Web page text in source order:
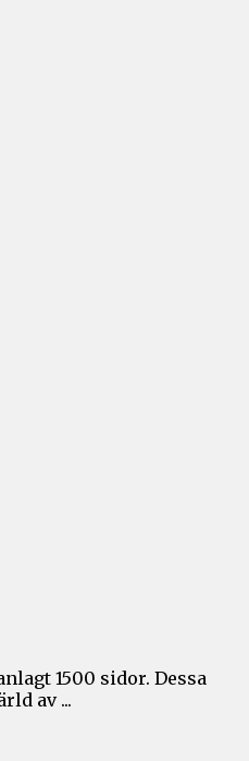
1500 sidor. Dessa
av ...